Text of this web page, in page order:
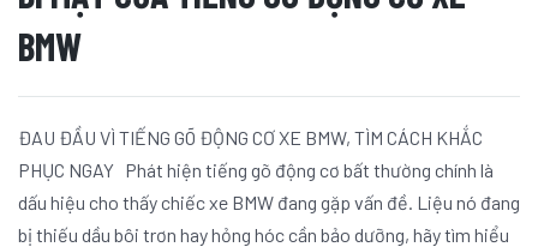
BMW
ĐAU ĐẦU VÌ TIẾNG GÕ ĐỘNG CƠ XE BMW, TÌM CÁCH KHẮC
PHỤC NGAY Phát hiện tiếng gõ động cơ bất thường chính là
dấu hiệu cho thấy chiếc xe BMW đang gặp vấn đề. Liệu nó đang
bị thiếu dầu bôi trơn hay hỏng hóc cần bảo dưỡng, hãy tìm hiểu